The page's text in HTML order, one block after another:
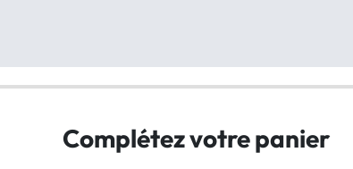
Complétez votre panier